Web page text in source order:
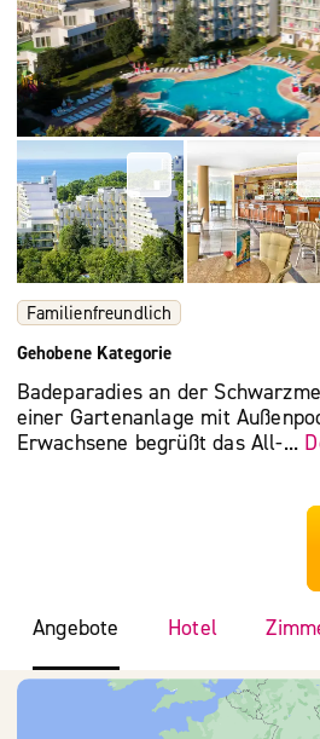
Familienfreundlich
Gehobene Kategorie
Badeparadies an der
einer Gartenanlage mit
Erwachsene begrüßt das All-...
Angebote Hotel